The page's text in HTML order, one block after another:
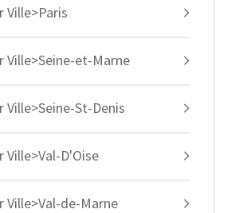
et-Marne
St-Denis
D'Oise
de-Marne